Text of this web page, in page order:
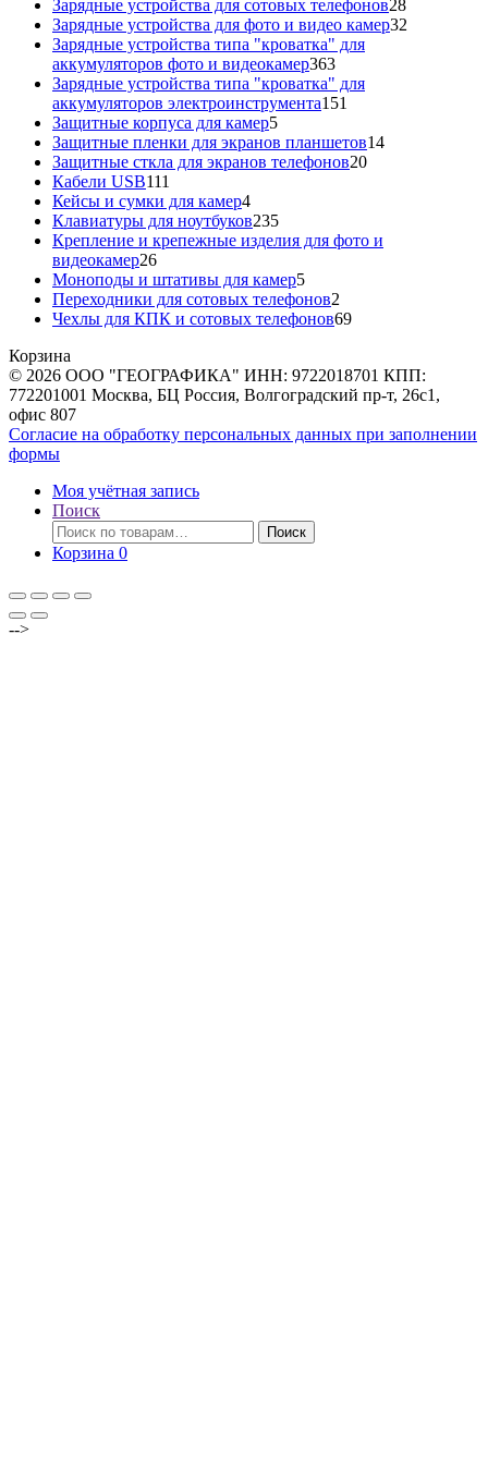
товаров
Зарядные устройства для сотовых телефонов2828
товаров
Зарядные устройства для фото и видео камер32
Зарядные устройства типа "кроватка" для
аккумуляторов фото и видеокамер363363
товара
Зарядные устройства типа "кроватка" для
аккумуляторов электроинструмента151
Защитные корпуса для камер55
товаров
Защитные пленки для экранов планшетов1414
Защитные сткла для экранов телефонов2020
Кабели USB111
товаров
Кейсы и сумки для камер44
товара
Клавиатуры для ноутбуков235235
товаров
Крепление и крепежные изделия для фото и
видеокамер2626
товаров
Моноподы и штативы для камер55
товаров
Переходники для сотовых телефонов2
товара
Чехлы для КПК и сотовых телефонов6969
Корзина
© 2026 ООО "ГЕОГРАФИКА" ИНН: 9722018701 КПП:
772201001 Москва, БЦ Россия, Волгоградский пр-т, 26с1,
офис 807
Согласие на обработку персональных данных при заполнении
формы
Моя учётная запись
Поиск
Искать:
Поиск
Корзина 0
-->